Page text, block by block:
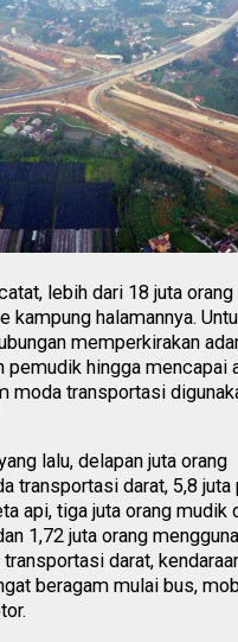
lebih dari 18 juta
kampung halamannya.
memperkirakan
pemudik hingga mencapai
moda transportasi
lalu, delapan juta orang
transportasi darat, 5,8 juta
api, tiga juta orang mudik
1,72 juta orang
darat,
beragam mulai bus,